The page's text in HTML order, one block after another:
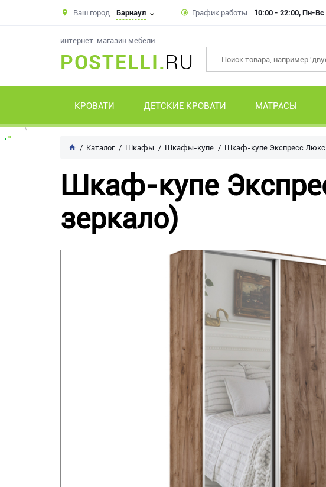
Ваш город Барнаул График работы 10:00 - 22:00, Пн-Вс
интернет-магазин мебели
POSTELLI.RU
КРОВАТИ ДЕТСКИЕ КРОВАТИ МАТРАСЫ
Каталог Шкафы Шкафы-купе Шкаф-купе Экспресс
Шкаф-купе
зеркало)